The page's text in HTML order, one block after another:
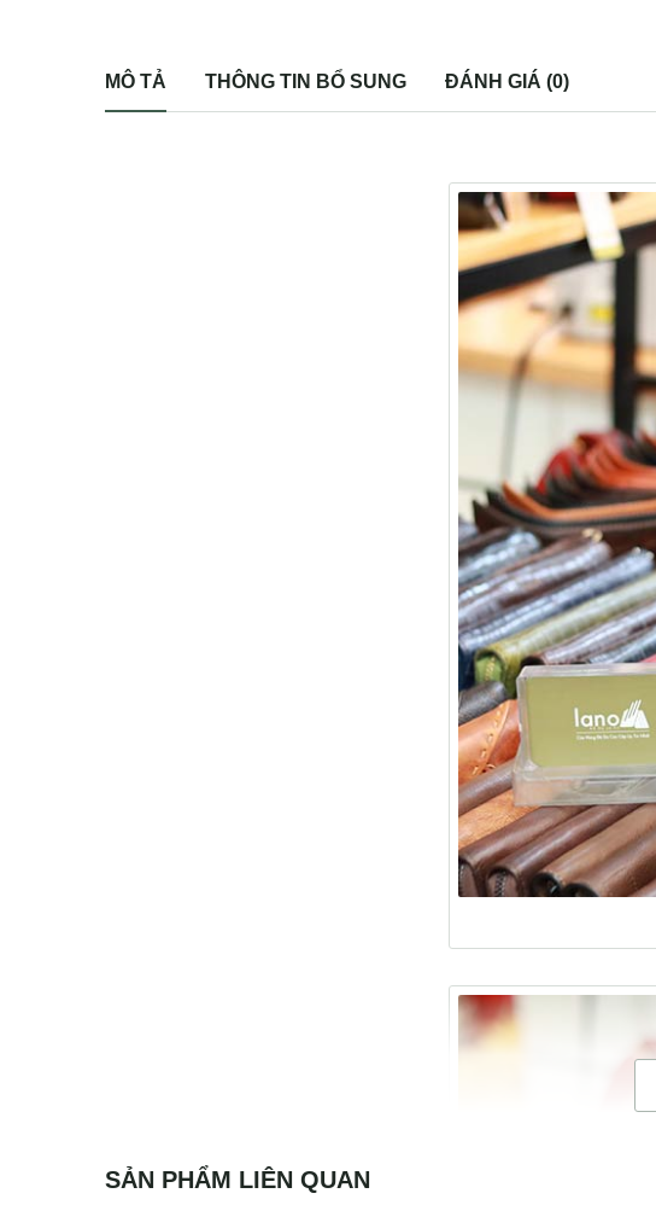
MÔ TẢ THÔNG TIN BỔ SUNG ĐÁNH GIÁ (0)
SẢN PHẨM LIÊN QUAN